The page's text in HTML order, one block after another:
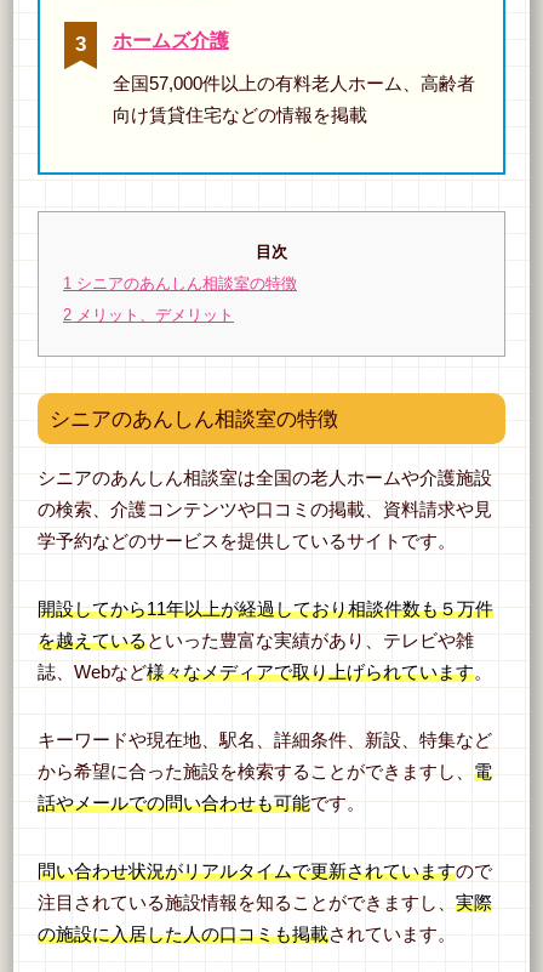
ホームズ介護
全国57,000件以上の有料老人ホーム、高齢者
向け賃貸住宅などの情報を掲載
目次
1 シニアのあんしん相談室の特徴
2 メリット、デメリット
シニアのあんしん相談室の特徴
シニアのあんしん相談室は全国の老人ホームや介護施設
の検索、介護コンテンツや口コミの掲載、資料請求や見
学予約などのサービスを提供しているサイトです。
開設してから11年以上が経過しており相談件数も５万件
を越えているといった豊富な実績があり、テレビや雑
誌、Webなど様々なメディアで取り上げられています。
キーワードや現在地、駅名、詳細条件、新設、特集など
から希望に合った施設を検索することができますし、電
話やメールでの問い合わせも可能です。
問い合わせ状況がリアルタイムで更新されていますので
注目されている施設情報を知ることができますし、実際
の施設に入居した人の口コミも掲載されています。